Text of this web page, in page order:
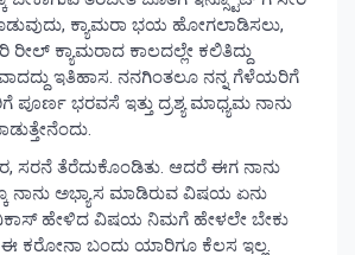
ಕ್ಯಾಮರಾ ಭಯ ಹೋಗಲಾಡಿಸಲು,
ಕ್ಯಾಮರಾದ ಕಾಲದಲ್ಲೇ ಕಲಿತಿದ್ದು
ಇತಿಹಾಸ. ನನಗಿಂತಲೂ ನನ್ನ ಗೆಳೆಯರಿಗೆ
ಪೂರ್ಣ ಭರವಸೆ ಇತ್ತು ದ್ರಶ್ಯ ಮಾಧ್ಯಮ ನಾನು
ಸರನೆ ತೆರೆದುಕೊಂಡಿತು. ಆದರೆ ಈಗ ನಾನು
ನಾನು ಅಭ್ಯಾಸ ಮಾಡಿರುವ ವಿಷಯ ಏನು
ಹೇಳಿದ ವಿಷಯ ನಿಮಗೆ ಹೇಳಲೇ ಬೇಕು
ಕರೋನಾ ಬಂದು ಯಾರಿಗೂ ಕೆಲಸ ಇಲ್ಲ.